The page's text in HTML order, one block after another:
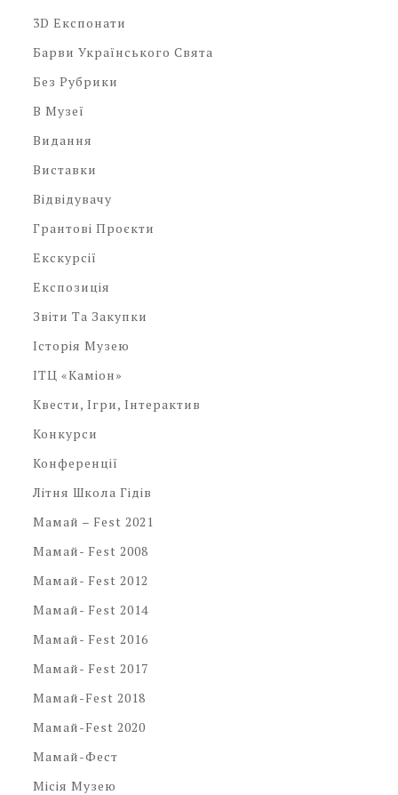
3D Експонати
Барви Українського Свята
Без Рубрики
В Музеї
Видання
Виставки
Відвідувачу
Грантові Проєкти
Екскурсії
Експозиція
Звіти Та Закупки
Історія Музею
ІТЦ «Каміон»
Квести, Ігри, Інтерактив
Конкурси
Конференції
Літня Школа Гідів
Мамай – Fest 2021
Мамай- Fest 2008
Мамай- Fest 2012
Мамай- Fest 2014
Мамай- Fest 2016
Мамай- Fest 2017
Мамай-Fest 2018
Мамай-Fest 2020
Мамай-Фест
Місія Музею